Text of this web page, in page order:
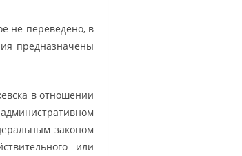
не переведено, в
предназначены
в отношении
законом
или